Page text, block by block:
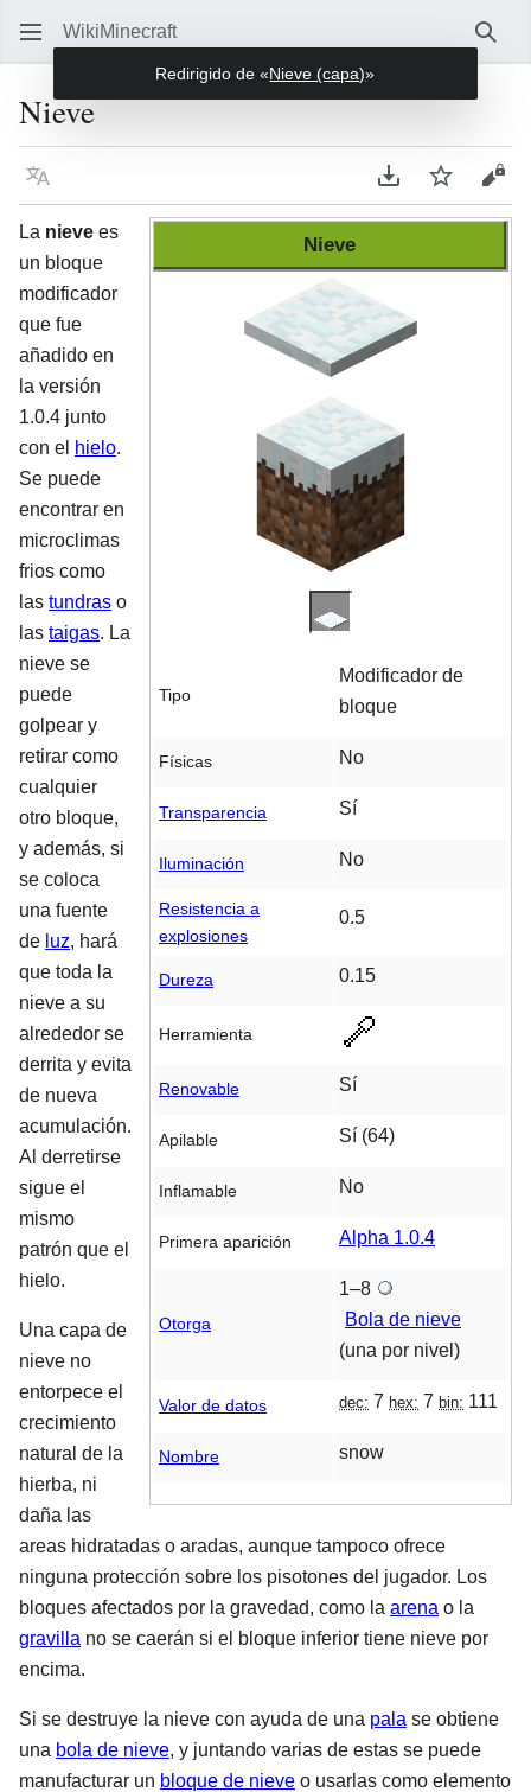
WikiMinecraft
Nieve
Idioma Descargar en
VigilarVer
Nieve
Tipo
Modificador de
bloque
Físicas No
Transparencia Sí
Iluminación No
Resistencia a
explosiones
0.5
Dureza 0.15
Herramienta
Renovable Sí
Apilable Sí (64)
Inflamable No
Primera aparición Alpha 1.0.4
Otorga
1–8
Bola de nieve
(una por nivel)
Valor de datos dec: 7 hex: 7 bin: 111
Nombre snow
La nieve es
un bloque
modificador
que fue
añadido en
la versión
1.0.4 junto
con el hielo.
Se puede
encontrar en
microclimas
frios como
las tundras o
las taigas. La
nieve se
puede
golpear y
retirar como
cualquier
otro bloque,
y además, si
se coloca
una fuente
de luz, hará
que toda la
nieve a su
alrededor se
derrita y evita
de nueva
acumulación.
Al derretirse
sigue el
mismo
patrón que el
hielo.
Una capa de
nieve no
entorpece el
crecimiento
natural de la
hierba, ni
daña las
areas hidratadas o aradas, aunque tampoco ofrece
ninguna protección sobre los pisotones del jugador. Los
bloques afectados por la gravedad, como la arena o la
gravilla no se caerán si el bloque inferior tiene nieve por
encima.
Si se destruye la nieve con ayuda de una pala se obtiene
una bola de nieve, y juntando varias de estas se puede
manufacturar un bloque de nieve o usarlas como elemento
Redirigido de «Nieve (capa)»